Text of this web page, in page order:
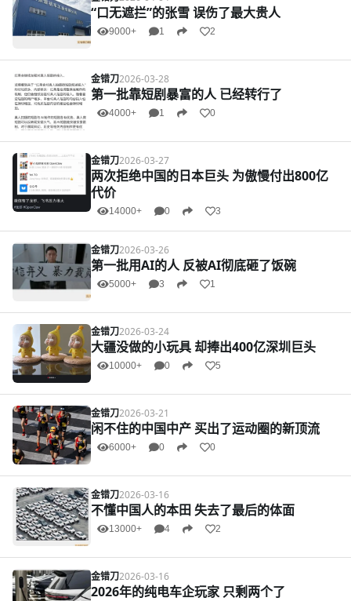
“口无遮拦”的张雪 误伤了最大贵人
9000+ 1 2
金错刀2026-03-28
第一批靠短剧暴富的人 已经转行了
4000+ 1 0
金错刀2026-03-27
两次拒绝中国的日本巨头 为傲慢付出800亿
代价
14000+ 0 3
金错刀2026-03-26
第一批用AI的人 反被AI彻底砸了饭碗
5000+ 3 1
金错刀2026-03-24
大疆没做的小玩具 却捧出400亿深圳巨头
10000+ 0 5
金错刀2026-03-21
闲不住的中国中产 买出了运动圈的新顶流
6000+ 0 0
金错刀2026-03-16
不懂中国人的本田 失去了最后的体面
13000+ 4 2
金错刀2026-03-16
2026年的纯电车企玩家 只剩两个了